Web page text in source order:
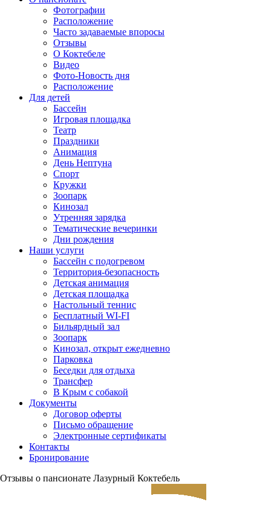
Фотографии
Расположение
Часто задаваемые впоросы
Отзывы
О Коктебеле
Видео
Фото-Новость дня
Расположение
Для детей
Бассейн
Игровая площадка
Театр
Праздники
Анимация
День Нептуна
Спорт
Кружки
Зоопарк
Кинозал
Утренняя зарядка
Тематические вечеринки
Дни рождения
Наши услуги
Бассейн с подогревом
Территория-безопасность
Детская анимация
Детская площадка
Настольный теннис
Бесплатный WI-FI
Бильярдный зал
Зоопарк
Кинозал, открыт ежедневно
Парковка
Беседки для отдыха
Трансфер
В Крым с собакой
Документы
Договор оферты
Письмо обращение
Электронные сертификаты
Контакты
Бронирование
Отзывы о пансионате Лазурный Коктебель